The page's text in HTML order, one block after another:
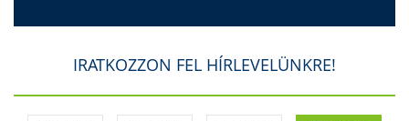
IRATKOZZON FEL HÍRLEVELÜNKRE!